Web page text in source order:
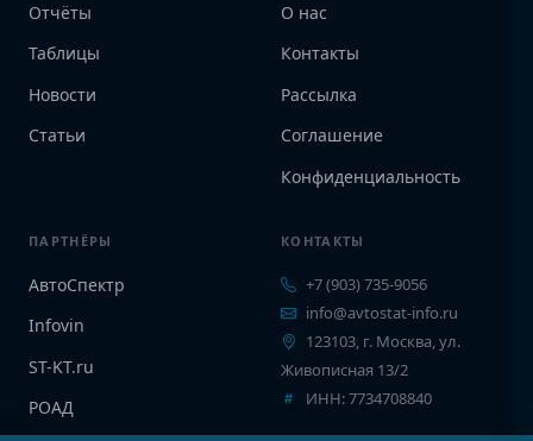
Отчёты
Таблицы
Новости
Статьи
О нас
Контакты
Рассылка
Соглашение
Конфиденциальность
ПАРТНЁРЫ
АвтоСпектр
Infovin
ST-KT.ru
РОАД
КОНТАКТЫ
+7 (903) 735-9056
info@avtostat-info.ru
123103, г. Москва, ул.
Живописная 13/2
ИНН: 7734708840